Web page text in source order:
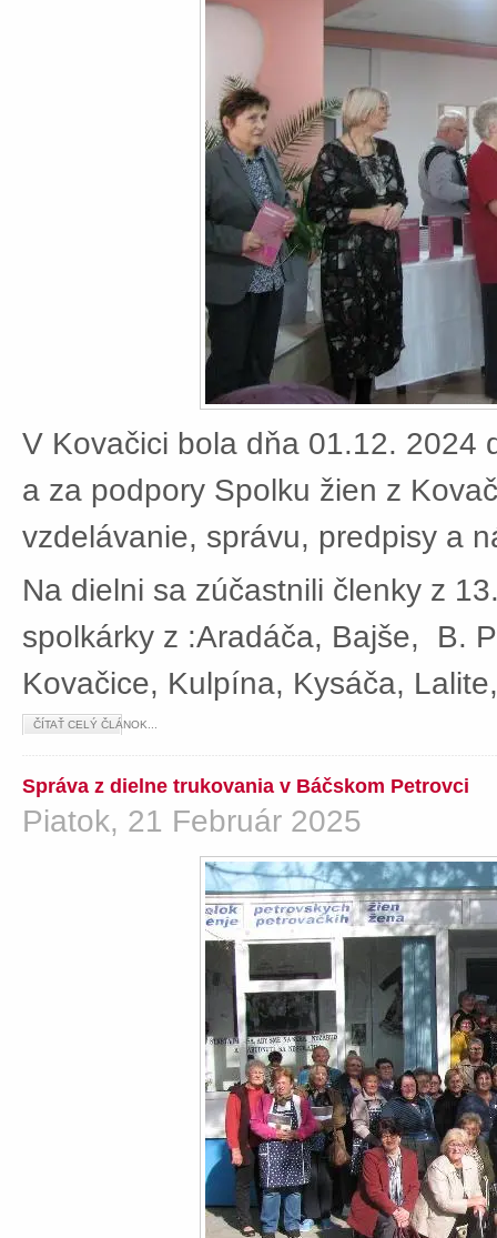
V Kovačici bola dňa 01.12. 2024
a za podpory Spolku žien z
vzdelávanie, správu, predpisy a
Na dielni sa zúčastnili členky z
spolkárky z :Aradáča, Bajše, B.
Kovačice, Kulpína, Kysáča,
ČÍTAŤ CELÝ ČLÁNOK...
Správa z dielne trukovania v Báčskom Petrovci
Piatok, 21 Február 2025